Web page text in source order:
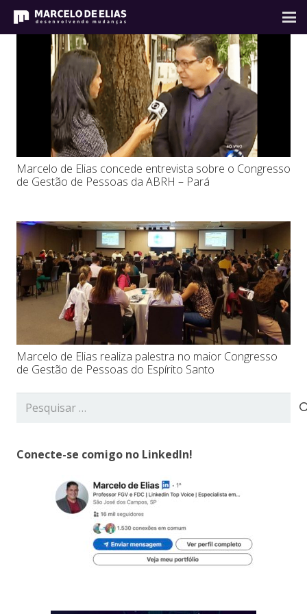
Marcelo de Elias concede entrevista sobre o Congresso
de Gestão de Pessoas da ABRH – Pará
Marcelo de Elias realiza palestra no maior Congresso
de Gestão de Pessoas do Espírito Santo
Pesquisar
Conecte-se comigo no LinkedIn!